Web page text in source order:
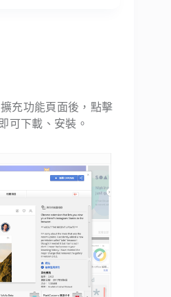
充功能頁面後，點擊
可下載、安裝。